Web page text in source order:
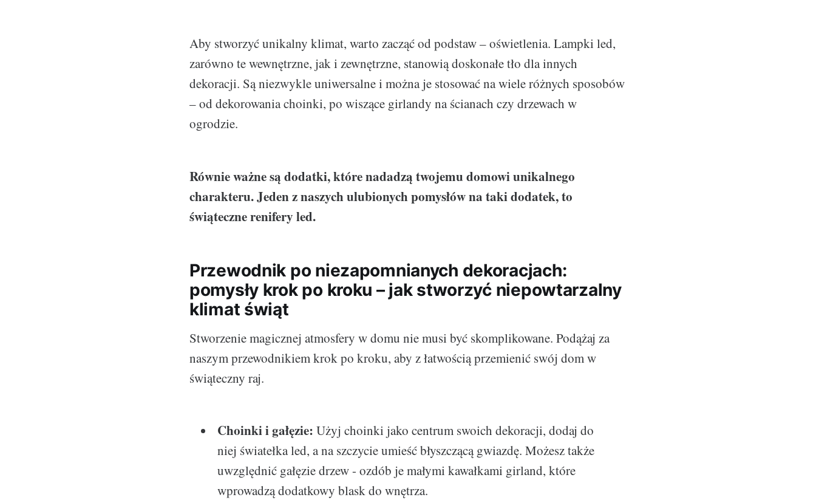
Aby stworzyć unikalny klimat, warto zacząć od podstaw – oświetlenia. Lampki led,
zarówno te wewnętrzne, jak i zewnętrzne, stanowią doskonałe tło dla innych
dekoracji. Są niezwykle uniwersalne i można je stosować na wiele różnych sposobów
– od dekorowania choinki, po wiszące girlandy na ścianach czy drzewach w
ogrodzie.
Równie ważne są dodatki, które nadadzą twojemu domowi unikalnego
charakteru. Jeden z naszych ulubionych pomysłów na taki dodatek, to
świąteczne renifery led.
Przewodnik po niezapomnianych dekoracjach:
pomysły krok po kroku – jak stworzyć niepowtarzalny
klimat świąt
Stworzenie magicznej atmosfery w domu nie musi być skomplikowane. Podążaj za
naszym przewodnikiem krok po kroku, aby z łatwością przemienić swój dom w
świąteczny raj.
Choinki i gałęzie: Użyj choinki jako centrum swoich dekoracji, dodaj do
niej światełka led, a na szczycie umieść błyszczącą gwiazdę. Możesz także
uwzględnić gałęzie drzew - ozdób je małymi kawałkami girland, które
wprowadzą dodatkowy blask do wnętrza.